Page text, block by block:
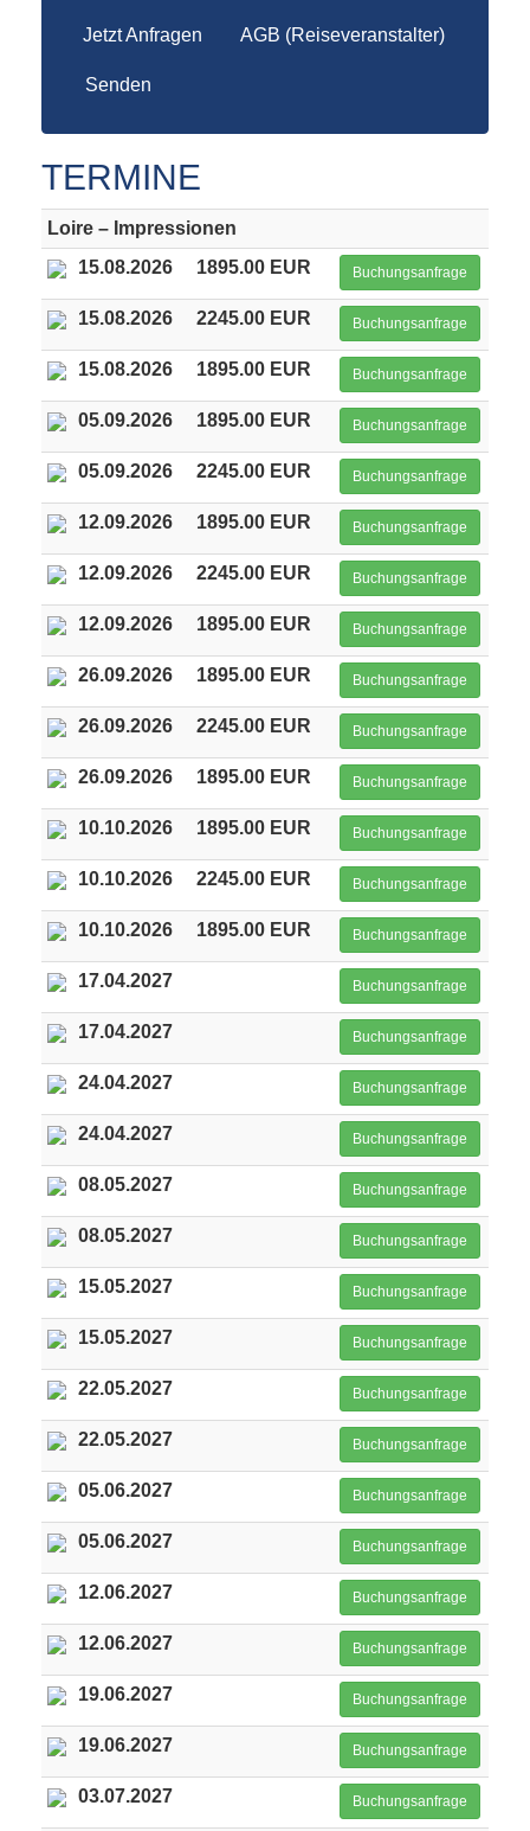
Jetzt Anfragen AGB (Reiseveranstalter)
Senden
TERMINE
Loire – Impressionen
15.08.2026
1895.00 EUR Buchungsanfrage
15.08.2026 2245.00 EUR Buchungsanfrage
15.08.2026 1895.00 EUR Buchungsanfrage
05.09.2026 1895.00 EUR Buchungsanfrage
05.09.2026 2245.00 EUR Buchungsanfrage
12.09.2026 1895.00 EUR Buchungsanfrage
12.09.2026 2245.00 EUR Buchungsanfrage
12.09.2026 1895.00 EUR Buchungsanfrage
26.09.2026 1895.00 EUR Buchungsanfrage
26.09.2026 2245.00 EUR Buchungsanfrage
26.09.2026 1895.00 EUR Buchungsanfrage
10.10.2026 1895.00 EUR Buchungsanfrage
10.10.2026 2245.00 EUR Buchungsanfrage
10.10.2026 1895.00 EUR Buchungsanfrage
17.04.2027 Buchungsanfrage
17.04.2027 Buchungsanfrage
24.04.2027 Buchungsanfrage
24.04.2027 Buchungsanfrage
08.05.2027 Buchungsanfrage
08.05.2027 Buchungsanfrage
15.05.2027 Buchungsanfrage
15.05.2027 Buchungsanfrage
22.05.2027 Buchungsanfrage
22.05.2027 Buchungsanfrage
05.06.2027 Buchungsanfrage
05.06.2027 Buchungsanfrage
12.06.2027 Buchungsanfrage
12.06.2027 Buchungsanfrage
19.06.2027 Buchungsanfrage
19.06.2027 Buchungsanfrage
03.07.2027 Buchungsanfrage